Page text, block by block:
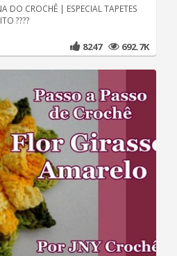
DO CROCHÊ | ESPECIAL TAPETES
????
8247 692.7K